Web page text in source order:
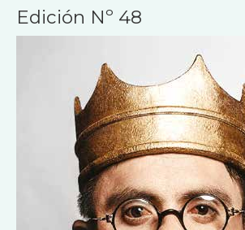
Edición Nº 48